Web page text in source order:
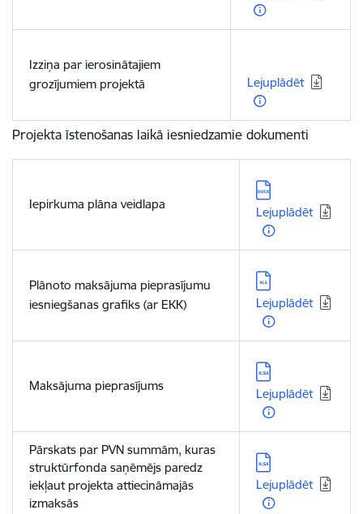
Izziņa par ierosinātajiem
grozījumiem projektā
Lejuplādēt
Projekta īstenošanas laikā iesniedzamie dokumenti
Iepirkuma plāna veidlapa
Lejupielādēt:
Lejuplādēt
Plānoto maksājuma pieprasījumu
iesniegšanas grafiks (ar EKK)
Lejupielādēt:
Lejuplādēt
Maksājuma pieprasījums
Lejupielādēt:
Lejuplādēt
Pārskats par PVN summām, kuras
struktūrfonda saņēmējs paredz
iekļaut projekta attiecināmajās
izmaksās
Lejupielādēt:
Lejuplādēt